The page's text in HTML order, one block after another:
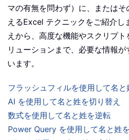
マの有無を問わず）に、または
えるExcel テクニックをご紹介し
えから、高度な機能やスクリプ
リューションまで、必要な情報
います。
フラッシュフィルを使用して名と
AI を使用して名と姓を切り替え
数式を使用して名と姓を逆転
Power Query を使用して名と姓